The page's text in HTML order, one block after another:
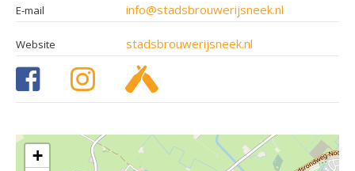
E-mail info@stadsbrouwerijsneek.nl
Website stadsbrouwerijsneek.nl
+